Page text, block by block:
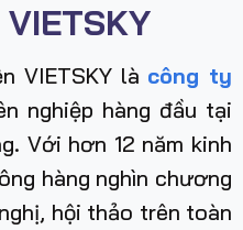
VIETSKY là công ty
nghiệp hàng đầu tại
Với hơn 12 năm kinh
hàng nghìn chương
hội thảo trên toàn